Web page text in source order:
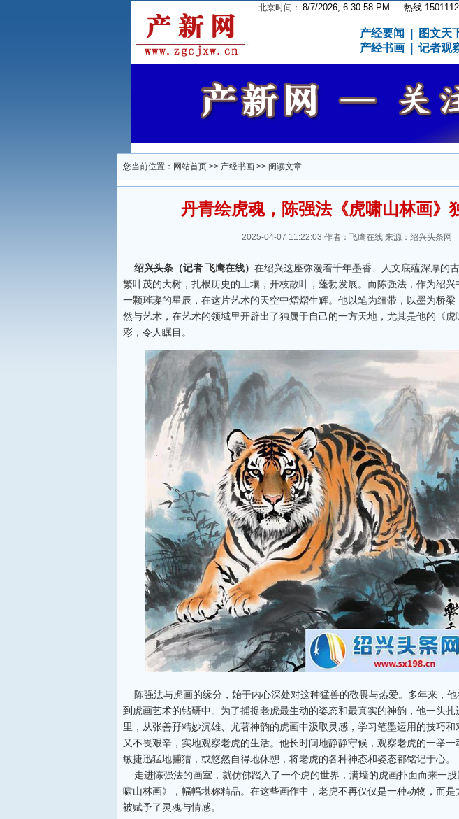
北京时间： 8/7/2026, 6:30:59 PM 热线
产经要闻 图文天
产经书画
记者观
您当前位置： 网站首页>> 产经书画>> 阅读文章
丹青绘虎魂，陈强法《虎啸山林画》
2025-04-07 11:22:03 作者：飞鹰在线 来源：绍兴头条网
绍兴头条（记者 飞鹰在线） 在绍兴这座弥漫着千年墨香、人文底蕴深厚的
繁叶茂的大树，扎根历史的土壤，开枝散叶，蓬勃发展。而陈强法，作为绍
一颗璀璨的星辰，在这片艺术的天空中熠熠生辉。他以笔为纽带，以墨为桥梁
然与艺术，在艺术的领域里开辟出了独属于自己的一方天地，尤其是他的《
彩，令人瞩目。
陈强法与虎画的缘分，始于内心深处对这种猛兽的敬畏与热爱。多年来，他
到虎画艺术的钻研中。为了捕捉老虎最生动的姿态和最真实的神韵，他一头
里，从张善孖精妙沉雄、尤著神韵的虎画中汲取灵感，学习笔墨运用的技巧和
又不畏艰辛，实地观察老虎的生活。他长时间地静静守候，观察老虎的一举
敏捷迅猛地捕猎，或悠然自得地休憩，将老虎的各种神态和姿态都铭记于心。
走进陈强法的画室，就仿佛踏入了一个虎的世界，满墙的虎画扑面而来一
啸山林画》，幅幅堪称精品。在这些画作中，老虎不再仅仅是一种动物，而是
被赋予了灵魂与情感。